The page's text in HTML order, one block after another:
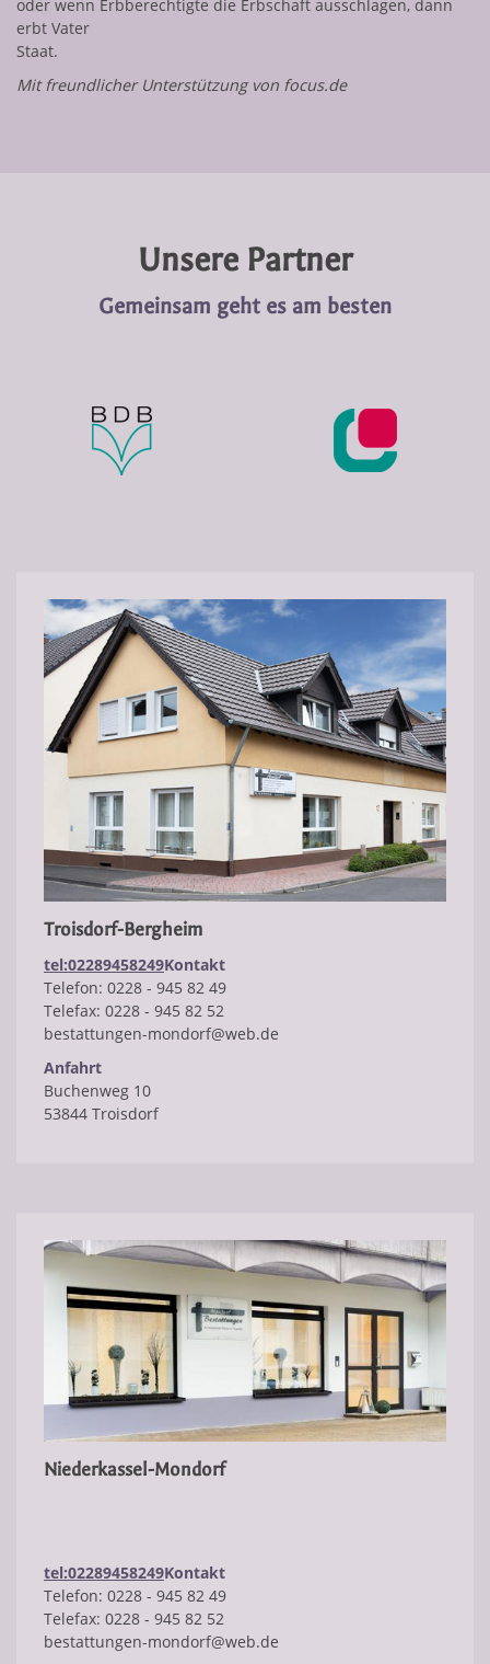
oder wenn Erbberechtigte die Erbschaft ausschlagen, dann
erbt Vater
Staat.
Mit freundlicher Unterstützung von focus.de
Unsere Partner
Gemeinsam geht es am besten
Troisdorf-Bergheim
tel:02289458249Kontakt
​Telefon: 0228 - 945 82 49
Telefax: 0228 - 945 82 52
bestattungen-mondorf@web.de
Anfahrt
Buchenweg 10
53844 Troisdorf
Niederkassel-Mondorf
tel:02289458249Kontakt
​Telefon: 0228 - 945 82 49
Telefax: 0228 - 945 82 52
bestattungen-mondorf@web.de